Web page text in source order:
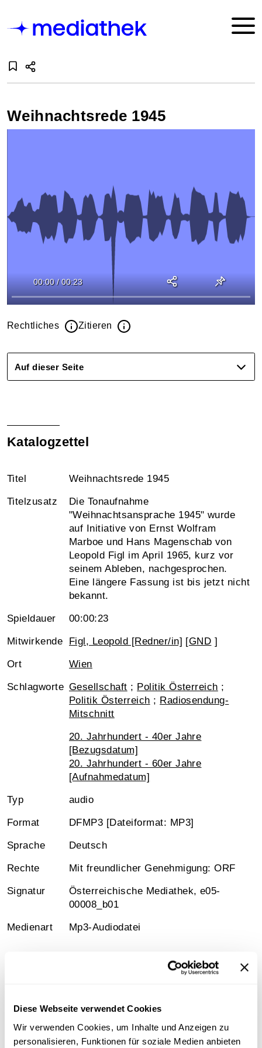
Diese Webseite verwendet Cookies
Wir verwenden Cookies, um Inhalte und Anzeigen zu
personalisieren, Funktionen für soziale Medien anbieten
Weihnachtsrede 1945
00:00 / 00:23
Rechtliches Zitieren
Auf dieser Seite
Katalogzettel
Titel Weihnachtsrede 1945
Titelzusatz
Die Tonaufnahme
"Weihnachtsansprache 1945" wurde
auf Initiative von Ernst Wolfram
Marboe und Hans Magenschab von
Leopold Figl im April 1965, kurz vor
seinem Ableben, nachgesprochen.
Eine längere Fassung ist bis jetzt nicht
bekannt.
Spieldauer 00:00:23
Mitwirkende Figl, Leopold [Redner/in] [GND ]
Ort Wien
Schlagworte Gesellschaft ; Politik Österreich ;
Politik Österreich ; Radiosendung-
Mitschnitt
20. Jahrhundert - 40er Jahre
[Bezugsdatum]
20. Jahrhundert - 60er Jahre
[Aufnahmedatum]
Typ audio
Format DFMP3 [Dateiformat: MP3]
Sprache Deutsch
Rechte Mit freundlicher Genehmigung: ORF
Signatur
Österreichische Mediathek, e05-
00008_b01
Medienart Mp3-Audiodatei
Inhalt